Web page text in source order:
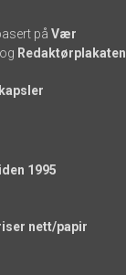
på Vær
og Redaktørplakaten
1995
nett/papir